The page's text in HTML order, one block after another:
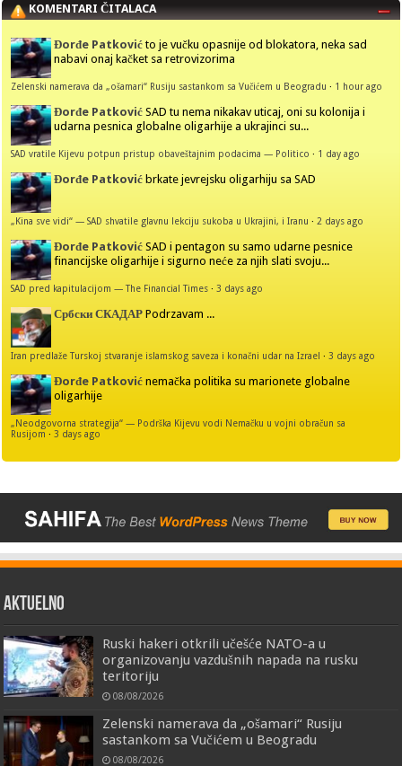
KOMENTARI ČITALACA
Đorđe Patković to je vučku opasnije od blokatora, neka sad
nabavi onaj kačket sa retrovizorima
Zelenski namerava da „ošamari“ Rusiju sastankom sa Vučićem u Beogradu · 1 hour ago
Đorđe Patković SAD tu nema nikakav uticaj, oni su kolonija i
udarna pesnica globalne oligarhije a ukrajinci su...
SAD vratile Kijevu potpun pristup obaveštajnim podacima — Politico · 1 day ago
Đorđe Patković brkate jevrejsku oligarhiju sa SAD
„Kina sve vidi“ — SAD shvatile glavnu lekciju sukoba u Ukrajini, i Iranu · 2 days ago
Đorđe Patković SAD i pentagon su samo udarne pesnice
financijske oligarhije i sigurno neće za njih slati svoju...
SAD pred kapitulacijom — The Financial Times ·3 days ago
Србски СКАДАР Podrzavam ...
Iran predlaže Turskoj stvaranje islamskog saveza i konačni udar na Izrael ·3 days ago
Đorđe Patković nemačka politika su marionete globalne
oligarhije
„Neodgovorna strategija“ — Podrška Kijevu vodi Nemačku u vojni obračun sa
Rusijom ·3 days ago
AKTUELNO
Ruski hakeri otkrili učešće NATO-a u
organizovanju vazdušnih napada na rusku
teritoriju
08/08/2026
Zelenski namerava da „ošamari“ Rusiju
sastankom sa Vučićem u Beogradu
08/08/2026